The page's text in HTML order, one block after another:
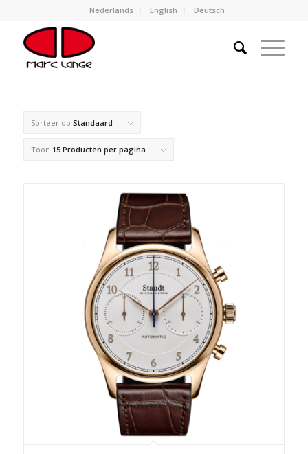
Nederlands English Deutsch
Sorteer op Standaard
Toon 15 Producten per pagina